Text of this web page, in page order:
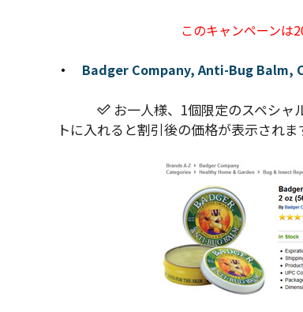
このキャンペーンは
・ Badger Company, Anti-Bug Balm,
お一人様、1個限定のスペシャ
トに入れると割引後の価格が表示されま